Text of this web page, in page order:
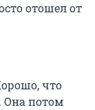
отошел от
что
Она потом